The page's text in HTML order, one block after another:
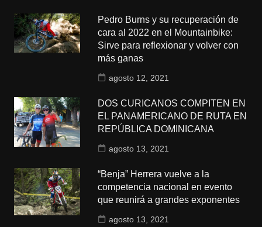
Pedro Burns y su recuperación de
cara al 2022 en el Mountainbike:
Sirve para reflexionar y volver con
más ganas
agosto 12, 2021
DOS CURICANOS COMPITEN EN
EL PANAMERICANO DE RUTA EN
REPÚBLICA DOMINICANA
agosto 13, 2021
“Benja” Herrera vuelve a la
competencia nacional en evento
que reunirá a grandes exponentes
agosto 13, 2021